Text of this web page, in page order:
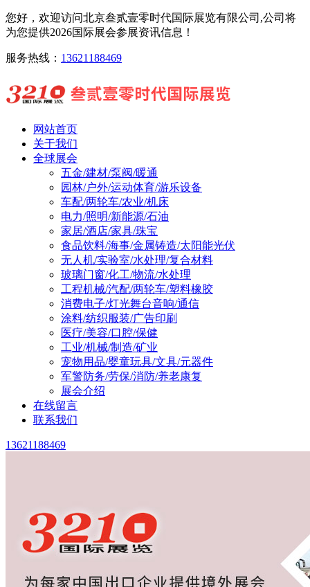
您好，欢迎访问北京叁贰壹零时代国际展览有限公司,公司将
为您提供2026国际展会参展资讯信息！
服务热线： 13621188469
网站首页
关于我们
全球展会
五金/建材/泵阀/暖通
园林/户外/运动体育/游乐设备
车配/两轮车/农业/机床
电力/照明/新能源/石油
家居/酒店/家具/珠宝
食品饮料/海事/金属铸造/太阳能光伏
无人机/实验室/水处理/复合材料
玻璃门窗/化工/物流/水处理
工程机械/汽配/两轮车/塑料橡胶
消费电子/灯光舞台音响/通信
涂料/纺织服装/广告印刷
医疗/美容/口腔/保健
工业/机械/制造/矿业
宠物用品/婴童玩具/文具/元器件
军警防务/劳保/消防/养老康复
展会介绍
在线留言
联系我们
13621188469